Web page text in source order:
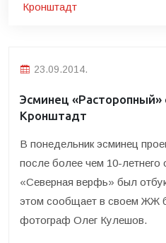
Кронштадт
23.09.2014.
Эсминец «Расторопный»
Кронштадт
В понедельник эсминец
после более чем 10-летнего
«Северная верфь» был
этом сообщает в своем ЖЖ
фотограф Олег Кулешов.